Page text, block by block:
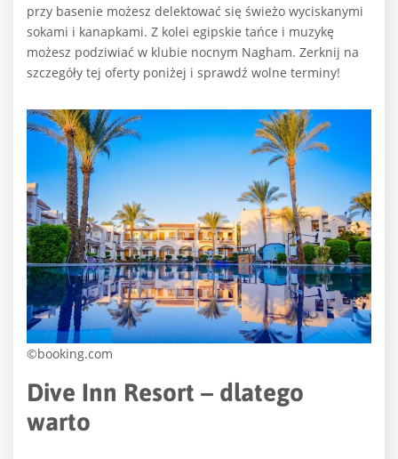
przy basenie możesz delektować się świeżo wyciskanymi
sokami i kanapkami. Z kolei egipskie tańce i muzykę
możesz podziwiać w klubie nocnym Nagham. Zerknij na
szczegóły tej oferty poniżej i sprawdź wolne terminy!
©booking.com
Dive Inn Resort – dlatego
warto